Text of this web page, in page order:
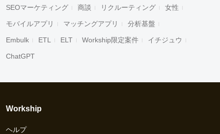
SEOマーケティング 商談 リクルーティング 女性
モバイルアプリ マッチングアプリ 分析基盤
Embulk ETL ELT Workship限定案件 イチジュウ
ChatGPT
Workship
ヘルプ